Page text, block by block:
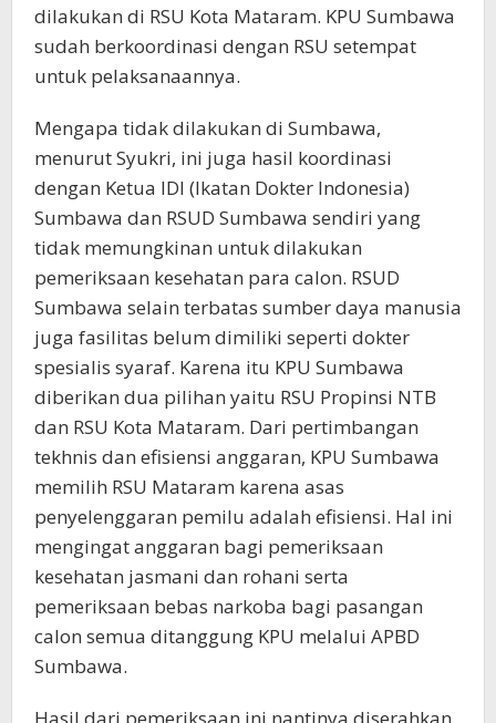
dilakukan di RSU Kota Mataram. KPU Sumbawa
sudah berkoordinasi dengan RSU setempat
untuk pelaksanaannya.
Mengapa tidak dilakukan di Sumbawa,
menurut Syukri, ini juga hasil koordinasi
dengan Ketua IDI (Ikatan Dokter Indonesia)
Sumbawa dan RSUD Sumbawa sendiri yang
tidak memungkinan untuk dilakukan
pemeriksaan kesehatan para calon. RSUD
Sumbawa selain terbatas sumber daya manusia
juga fasilitas belum dimiliki seperti dokter
spesialis syaraf. Karena itu KPU Sumbawa
diberikan dua pilihan yaitu RSU Propinsi NTB
dan RSU Kota Mataram. Dari pertimbangan
tekhnis dan efisiensi anggaran, KPU Sumbawa
memilih RSU Mataram karena asas
penyelenggaran pemilu adalah efisiensi. Hal ini
mengingat anggaran bagi pemeriksaan
kesehatan jasmani dan rohani serta
pemeriksaan bebas narkoba bagi pasangan
calon semua ditanggung KPU melalui APBD
Sumbawa.
Hasil dari pemeriksaan ini nantinya diserahkan